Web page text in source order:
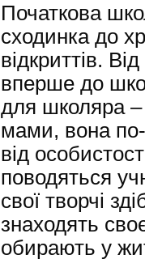
Початкова
сходинка до
відкриттів.
вперше до
для школяра
мами, вона
від
поводяться
свої творчі
знаходять
обирають у